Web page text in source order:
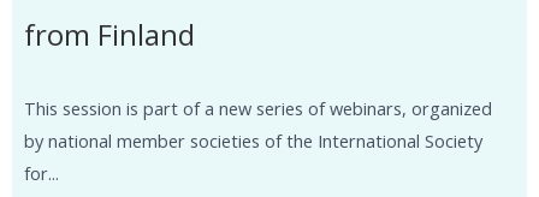
from Finland
This session is part of a new series of webinars, organized
by national member societies of the International Society
for...